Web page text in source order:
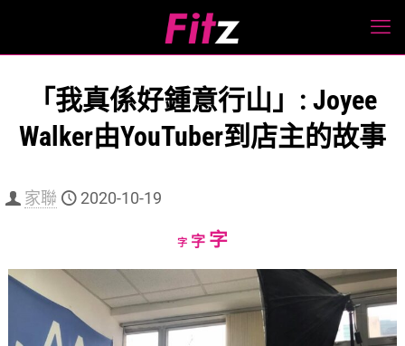
「我真係好鍾意行山」: Joyee
Walker由YouTuber到店主的故事
家聯 2020-10-19
字Decrease
size.
字Reset
size.
字Increase
size.